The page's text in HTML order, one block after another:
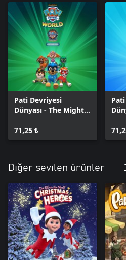
Pati Devriyesi
Dünyası - The Mighty
Pack
71,25 ₺
Diğer sevilen ürünler